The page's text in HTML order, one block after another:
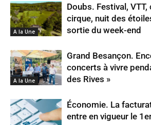
A la Une
Doubs. Festival,
cirque, nuit des
sortie du week-end
A la Une
Grand Besançon.
concerts à vivre
des Rives »
Économie. La
entre en vigueur le